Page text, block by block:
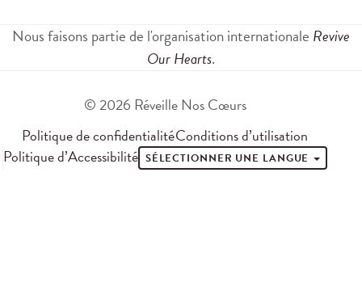
Nous faisons partie de l'organisation internationale Revive
Our Hearts.
© 2026 Réveille Nos Cœurs
Politique de confidentialitéConditions d’utilisation
Politique d’Accessibilité SÉLECTIONNER UNE LANGUE